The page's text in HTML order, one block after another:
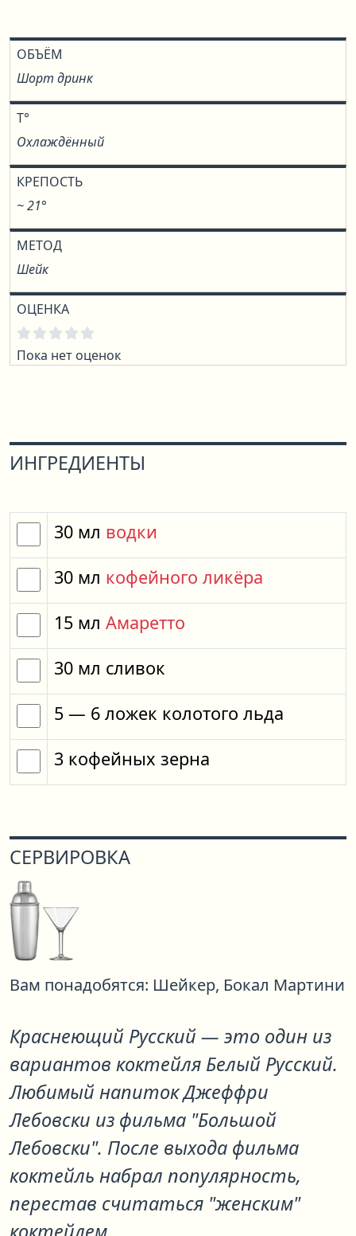
ОБЪЁМ
Шорт дринк
T°
Охлаждённый
КРЕПОСТЬ
~ 21°
МЕТОД
Шейк
ОЦЕНКА
Пока нет оценок
ИНГРЕДИЕНТЫ
30 мл водки
30 мл кофейного ликёра
15 мл Амаретто
30 мл сливок
5 — 6 ложек колотого льда
3 кофейных зерна
СЕРВИРОВКА
Вам понадобятся: Шейкер, Бокал Мартини
Краснеющий Русский— это один из
вариантов коктейля Белый Русский.
Любимый напиток Джеффри
Лебовски из фильма "Большой
Лебовски". После выхода фильма
коктейль набрал популярность,
перестав считаться "женским"